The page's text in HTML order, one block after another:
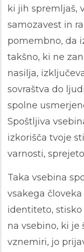
ki jih spremljaš,
samozavest in
pomembno, da
takšno, ki ne
nasilja,
sovraštva do
spolne
Spoštljiva
izkorišča tvoje
varnosti,
Taka vsebina
vsakega
identiteto,
na vsebino, ki je
vznemiri, jo